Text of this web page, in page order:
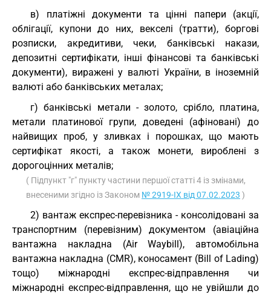
в) платіжні документи та цінні папери (акції,
облігації, купони до них, векселі (тратти), боргові
розписки, акредитиви, чеки, банківські накази,
депозитні сертифікати, інші фінансові та банківські
документи), виражені у валюті України, в іноземній
валюті або банківських металах;
г) банківські метали - золото, срібло, платина,
метали платинової групи, доведені (афіновані) до
найвищих проб, у зливках і порошках, що мають
сертифікат якості, а також монети, вироблені з
дорогоцінних металів;
( Підпункт "г" пункту частини першої статті 4 із змінами,
внесеними згідно із Законом № 2919-IX від 07.02.2023 )
2) вантаж експрес-перевізника - консолідовані за
транспортним (перевізним) документом (авіаційна
вантажна накладна (Air Waybill), автомобільна
вантажна накладна (CMR), коносамент (Bill of Lading)
тощо) міжнародні експрес-відправлення чи
міжнародні експрес-відправлення, що не увійшли до